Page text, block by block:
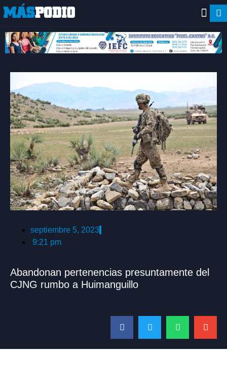
septiembre 5, 2023
9:21 pm
Abandonan pertenencias presuntamente del
CJNG rumbo a Huimanguillo